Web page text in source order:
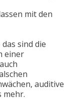
mit den
sind die
einer
auditive
mehr.